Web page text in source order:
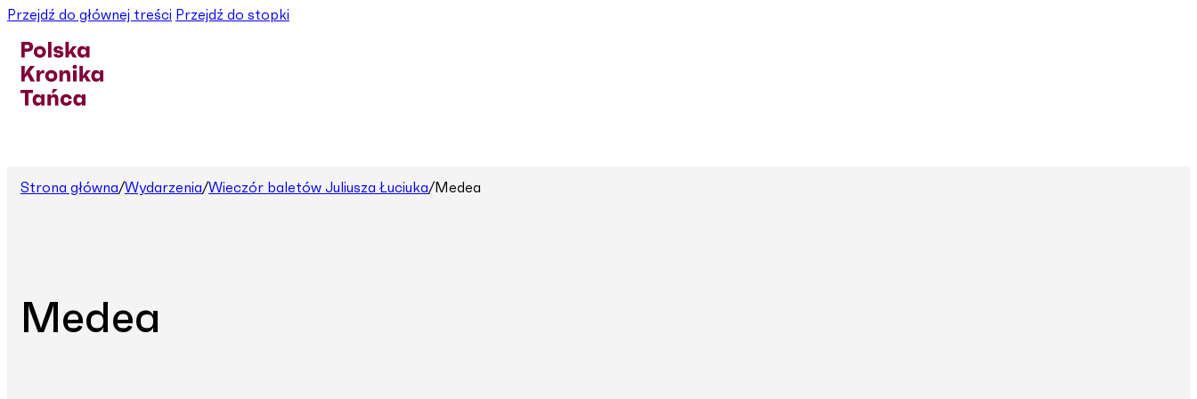
Przejdź do głównej treści Przejdź do stopki
Strona główna/Wydarzenia/Wieczór baletów Juliusza Łuciuka/Medea
Medea